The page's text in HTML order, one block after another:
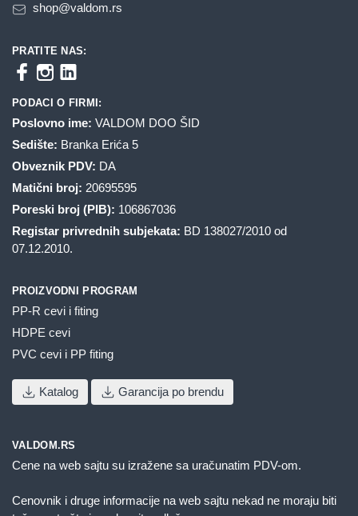
shop@valdom.rs
PRATITE NAS:
PODACI O FIRMI:
Poslovno ime: VALDOM DOO ŠID
Sedište: Branka Erića 5
Obveznik PDV: DA
Matični broj: 20695595
Poreski broj (PIB): 106867036
Registar privrednih subjekata: BD 138027/2010 od
07.12.2010.
PROIZVODNI PROGRAM
PP-R cevi i fiting
HDPE cevi
PVC cevi i PP fiting
Katalog Garancija po brendu
VALDOM.RS
Cene na web sajtu su izražene sa uračunatim PDV-om.
Cenovnik i druge informacije na web sajtu nekad ne moraju biti